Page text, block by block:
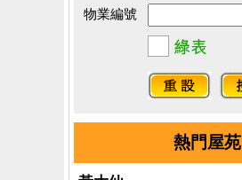
物業編號
熱門屋苑